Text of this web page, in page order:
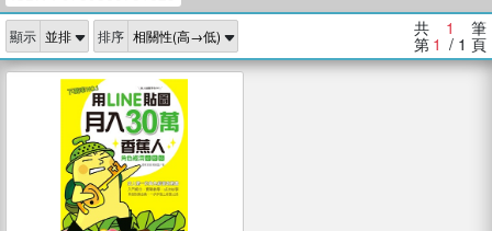
念華 、 台灣的李登輝時代 、 數學女
孩：黎曼猜想
偉大的迷走神經
顯示 排序 共 1 筆
第 1 / 1 頁